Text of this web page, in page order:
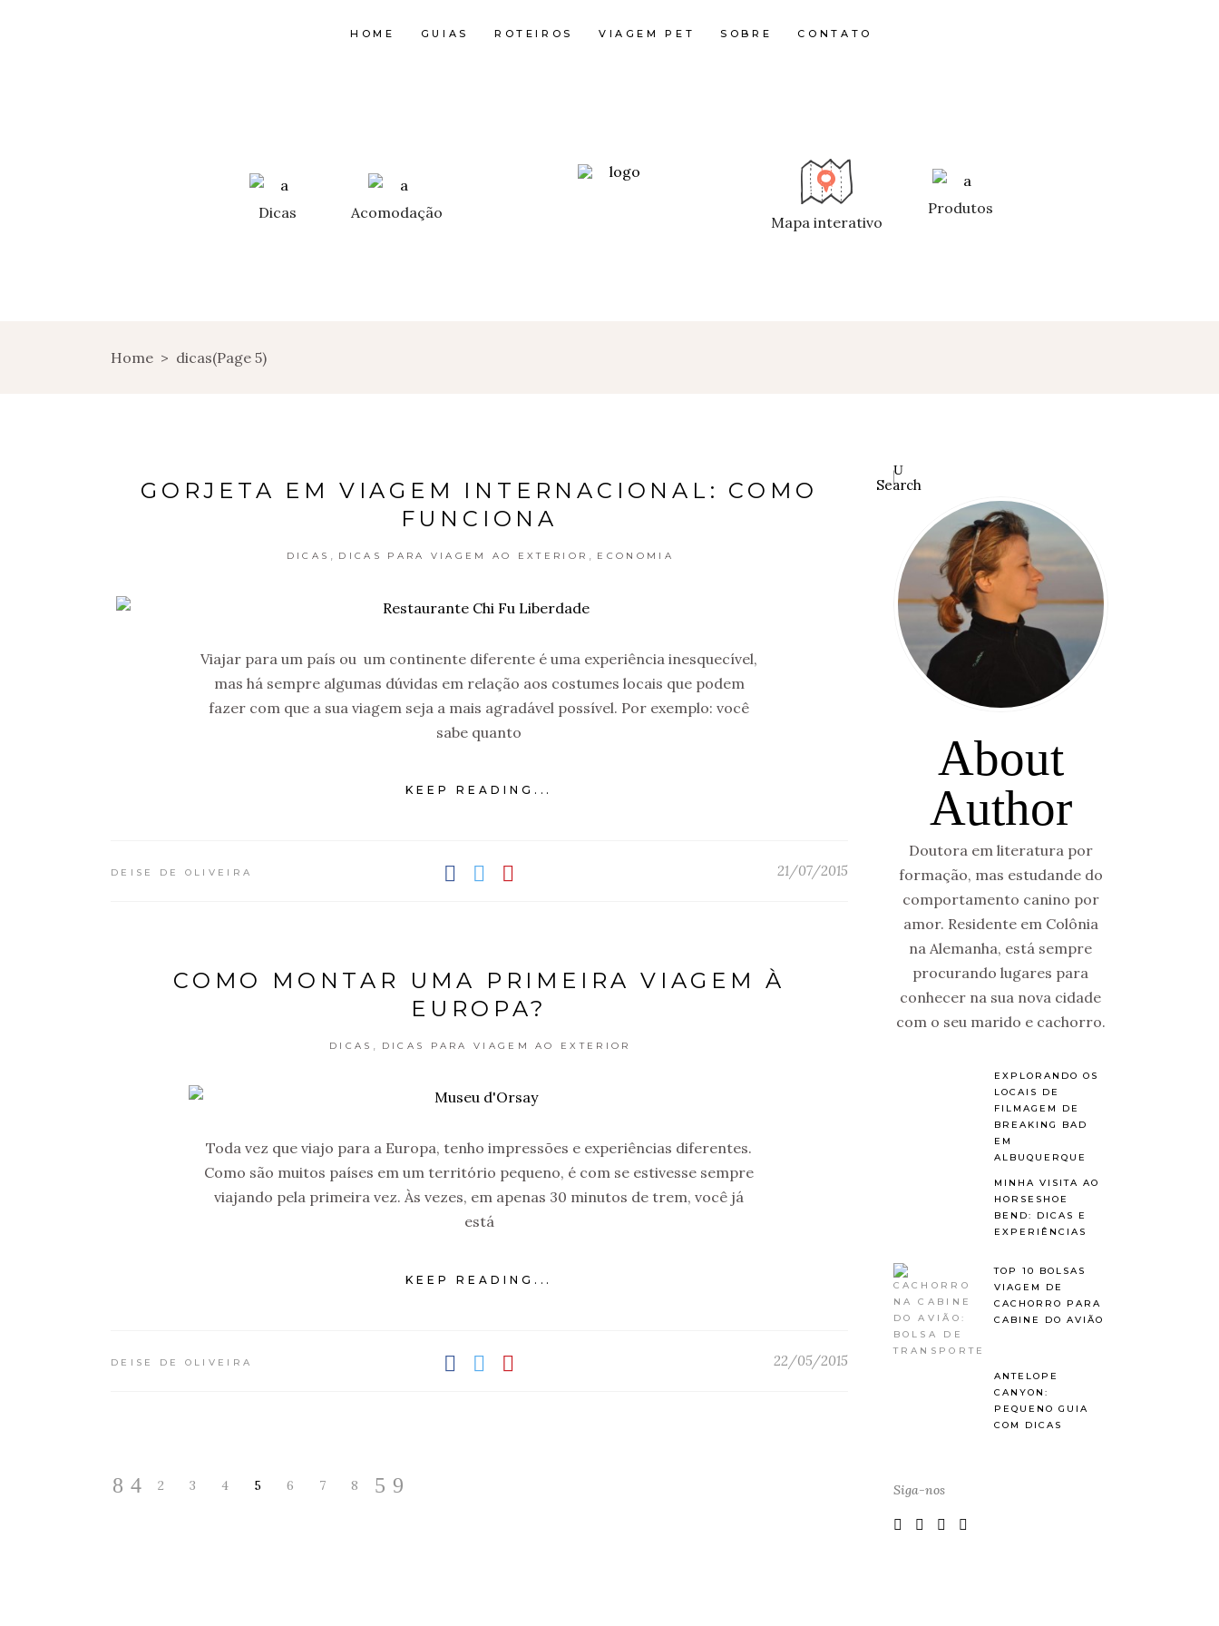
HOME GUIAS ROTEIROS VIAGEM PET SOBRE CONTATO
Dicas Acomodação
Mapa interativo
Produtos
Home > dicas(Page 5)
GORJETA EM VIAGEM INTERNACIONAL: COMO
FUNCIONA
DICAS DICAS PARA VIAGEM AO EXTERIOR ECONOMIA
Viajar para um país ou um continente diferente é uma experiência inesquecível,
mas há sempre algumas dúvidas em relação aos costumes locais que podem
fazer com que a sua viagem seja a mais agradável possível. Por exemplo: você
sabe quanto
KEEP READING...
DEISE DE OLIVEIRA 21/07/2015
COMO MONTAR UMA PRIMEIRA VIAGEM À
EUROPA?
DICAS DICAS PARA VIAGEM AO EXTERIOR
Toda vez que viajo para a Europa, tenho impressões e experiências diferentes.
Como são muitos países em um território pequeno, é com se estivesse sempre
viajando pela primeira vez. Às vezes, em apenas 30 minutos de trem, você já
está
KEEP READING...
DEISE DE OLIVEIRA 22/05/2015
2 3 4 5 6 7 8
Search
About
Author
Doutora em literatura por
formação, mas estudande do
comportamento canino por
amor. Residente em Colônia
na Alemanha, está sempre
procurando lugares para
conhecer na sua nova cidade
com o seu marido e cachorro.
EXPLORANDO OS
LOCAIS DE
FILMAGEM DE
BREAKING BAD
EM
ALBUQUERQUE
MINHA VISITA AO
HORSESHOE
BEND: DICAS E
EXPERIÊNCIAS
TOP 10 BOLSAS
VIAGEM DE
CACHORRO PARA
CABINE DO AVIÃO
ANTELOPE
CANYON:
PEQUENO GUIA
COM DICAS
Siga-nos